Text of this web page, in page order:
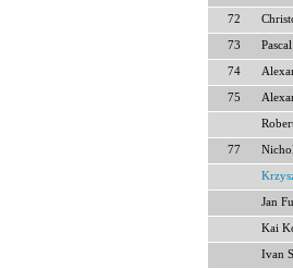
72
73
74
75
77
Jan
Kai
Ivan